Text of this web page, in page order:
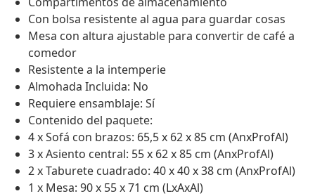
Con bolsa resistente al agua para guardar cosas
Mesa con altura ajustable para convertir de café a
comedor
Resistente a la intemperie
Almohada Incluida: No
Requiere ensamblaje: Sí
Contenido del paquete:
4 x Sofá con brazos: 65,5 x 62 x 85 cm (AnxProfAl)
3 x Asiento central: 55 x 62 x 85 cm (AnxProfAl)
2 x Taburete cuadrado: 40 x 40 x 38 cm (AnxProfAl)
1 x Mesa: 90 x 55 x 71 cm (LxAxAl)